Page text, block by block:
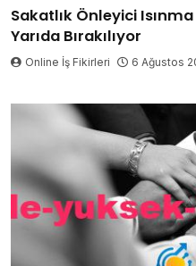
Sakatlık Önleyici
Yarıda Bırakılıyor
Online İş Fikirleri 6 Ağustos